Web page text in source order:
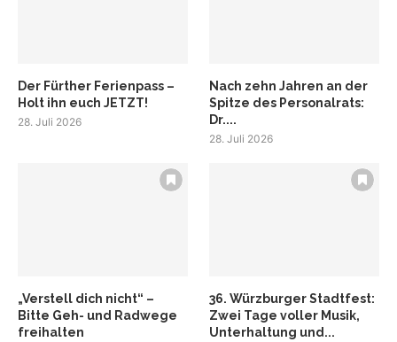
Der Fürther Ferienpass –
Holt ihn euch JETZT!
28. Juli 2026
Nach zehn Jahren an der
Spitze des Personalrats:
Dr....
28. Juli 2026
„Verstell dich nicht“ –
Bitte Geh- und Radwege
freihalten
36. Würzburger Stadtfest:
Zwei Tage voller Musik,
Unterhaltung und...